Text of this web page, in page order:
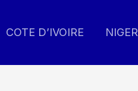
COTE D’IVOIRE NIGER